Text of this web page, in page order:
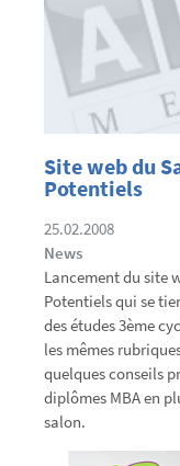
Site web du
Potentiels
25.02.2008
News
Lancement du site
Potentiels qui se
des études 3ème
les mêmes
quelques conseils
diplômes MBA en
salon.